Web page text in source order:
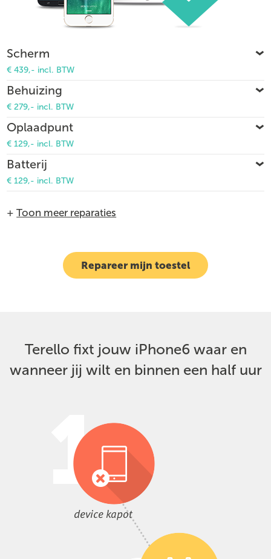
Scherm
€ 439,- incl. BTW
Behuizing
€ 279,- incl. BTW
Oplaadpunt
€ 129,- incl. BTW
Batterij
€ 129,- incl. BTW
+Toon meer reparaties
Repareer mijn toestel
Terello fixt jouw iPhone6 waar en
wanneer jij wilt en binnen een half uur
device kapot